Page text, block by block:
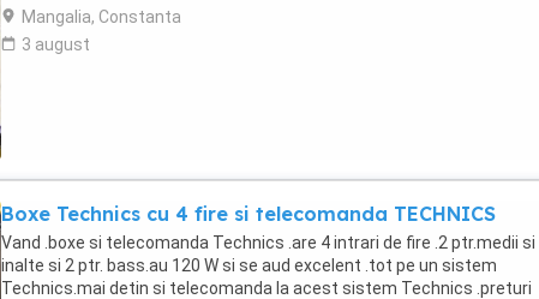
Mangalia, Constanta
3 august
Boxe Technics cu 4 fire si telecomanda TECHNICS
Vand .boxe si telecomanda Technics .are 4 intrari de fire .2 ptr.medii si
inalte si 2 ptr. bass.au 120 W si se aud excelent .tot pe un sistem
Technics.mai detin si telecomanda la acest sistem Technics .preturi